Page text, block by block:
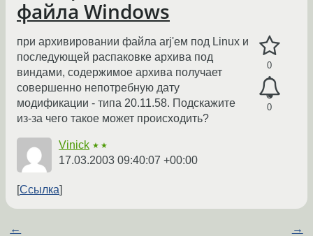
файла Windows
0
0
при архивировании файла arj'ем под Linux и
последующей распаковке архива под
виндами, содержимое архива получает
совершенно непотребную дату
модификации - типа 20.11.58. Подскажите
из-за чего такое может происходить?
Vinick ★★
17.03.2003 09:40:07 +00:00
Ссылка
← →